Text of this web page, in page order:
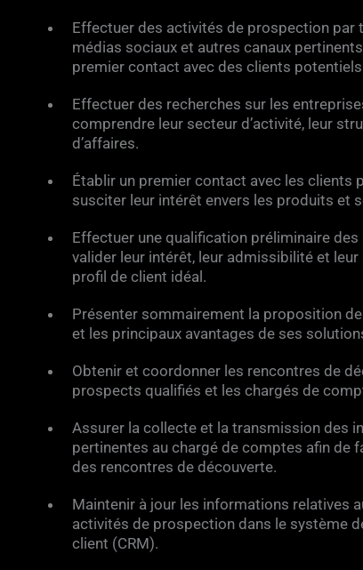
Effectuer des activités de prospection par
médias sociaux et autres canaux
premier contact avec des clients
Effectuer des recherches sur les
comprendre leur secteur d’activité, leur
d’affaires.
Établir un premier contact avec les clients
susciter leur intérêt envers les produits et
Effectuer une qualification préliminaire
valider leur intérêt, leur admissibilité et
profil de client idéal.
Présenter sommairement la proposition de
et les principaux avantages de ses
Obtenir et coordonner les rencontres de
prospects qualifiés et les chargés de
Assurer la collecte et la transmission des
pertinentes au chargé de comptes afin de
des rencontres de découverte.
Maintenir à jour les informations relatives
activités de prospection dans le système
client (CRM).